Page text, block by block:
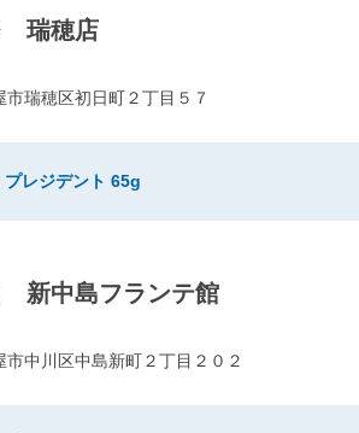
瑞穂店
市瑞穂区初日町２丁目５７
プレジデント 65g
新中島フランテ館
市中川区中島新町２丁目２０２